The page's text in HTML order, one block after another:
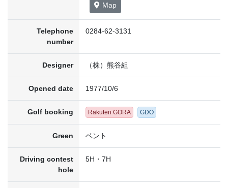
Map
Telephone
number
0284-62-3131
Designer （株）熊谷組
Opened date 1977/10/6
Golf booking Rakuten GORA GDO
Green ベント
Driving contest
hole
5H・7H